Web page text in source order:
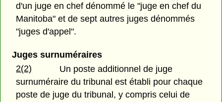
d'un juge en chef dénommé le "juge en chef du
Manitoba" et de sept autres juges dénommés
"juges d'appel".
Juges surnuméraires
2(2)
Un poste additionnel de juge
surnuméraire du tribunal est établi pour chaque
poste de juge du tribunal, y compris celui de